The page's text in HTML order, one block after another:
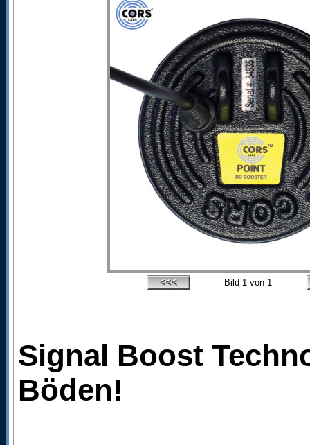
Bild 1 von 1
Signal Boost
Böden!